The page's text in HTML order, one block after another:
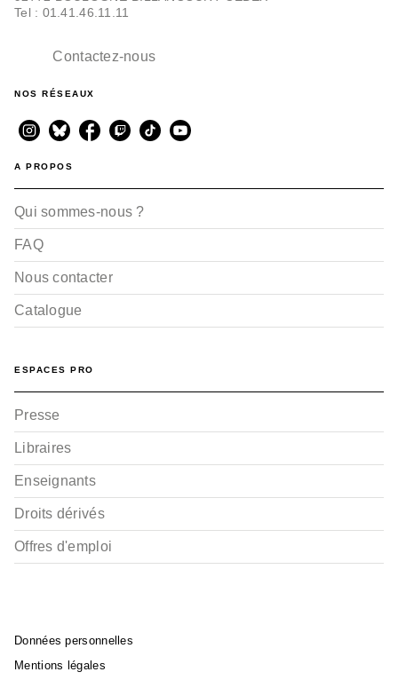
Tel : 01.41.46.11.11
Contactez-nous
NOS RÉSEAUX
A PROPOS
Qui sommes-nous ?
FAQ
Nous contacter
Catalogue
ESPACES PRO
Presse
Libraires
Enseignants
Droits dérivés
Offres d'emploi
Données personnelles
Mentions légales